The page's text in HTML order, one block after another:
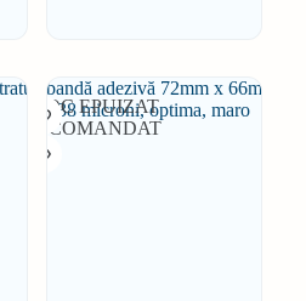
STOC EPUIZAT
RECOMANDAT